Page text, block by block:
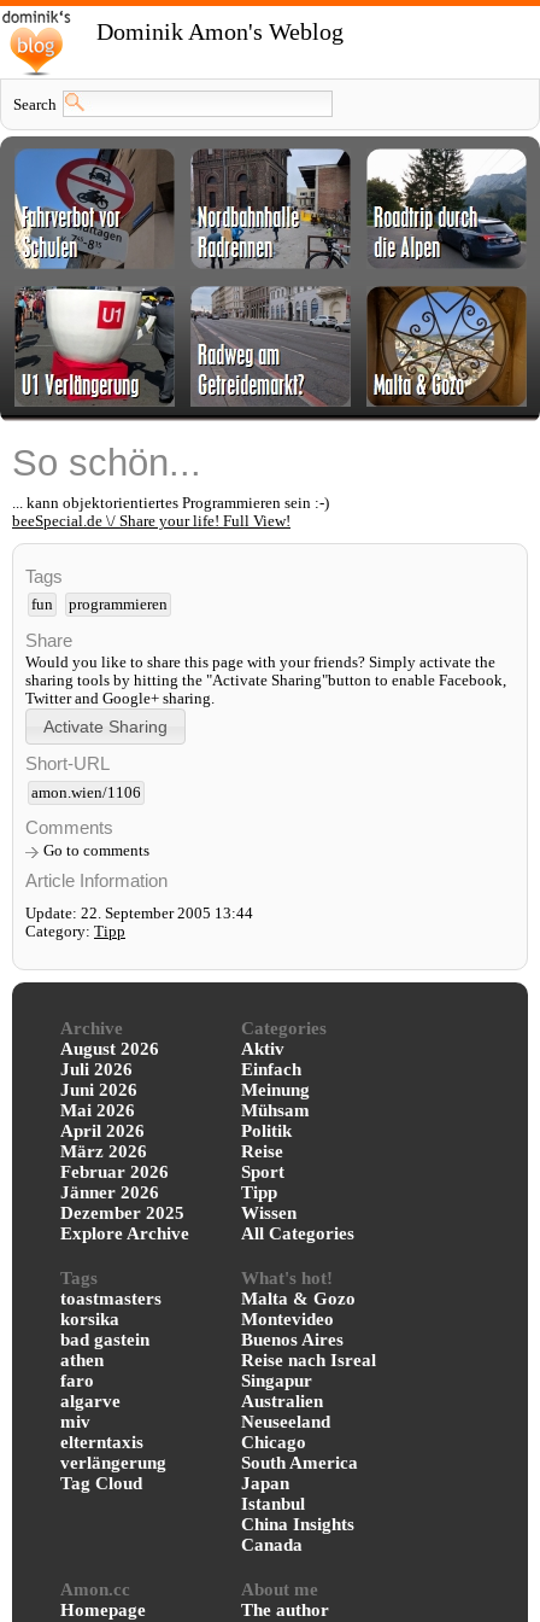
Dominik Amon's Weblog
Search
So schön...
... kann objektorientiertes Programmieren sein :-)
beeSpecial.de \/ Share your life! Full View!
Tags
fun programmieren
Share
Would you like to share this page with your friends? Simply activate the
sharing tools by hitting the "Activate Sharing"button to enable Facebook,
Twitter and Google+ sharing.
Short-URL
amon.wien/1106
Comments
Go to comments
Article Information
Update: 22. September 2005 13:44
Category: Tipp
Archive
August 2026
Juli 2026
Juni 2026
Mai 2026
April 2026
März 2026
Februar 2026
Jänner 2026
Dezember 2025
Explore Archive
Categories
Aktiv
Einfach
Meinung
Mühsam
Politik
Reise
Sport
Tipp
Wissen
All Categories
Tags
toastmasters
korsika
bad gastein
athen
faro
algarve
miv
elterntaxis
verlängerung
Tag Cloud
What's hot!
Malta & Gozo
Montevideo
Buenos Aires
Reise nach Isreal
Singapur
Australien
Neuseeland
Chicago
South America
Japan
Istanbul
China Insights
Canada
Amon.cc
Homepage
About me
The author